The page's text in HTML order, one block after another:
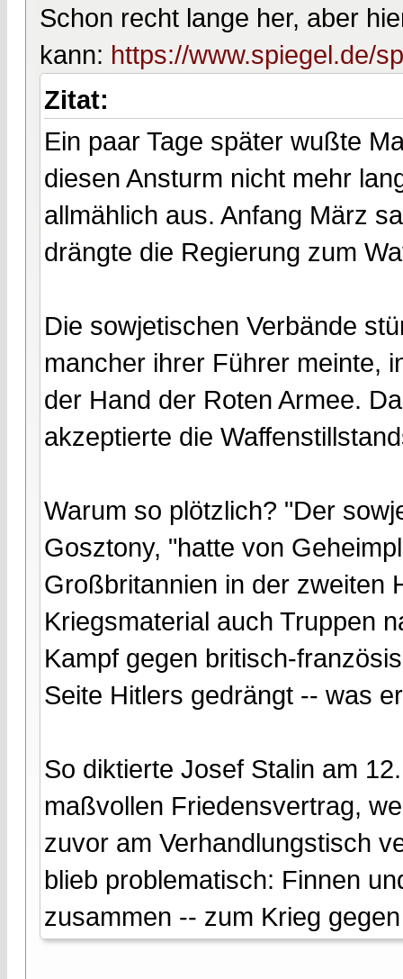
Schon recht lange her, aber
kann: https://www.spiegel.de/
Zitat:
Ein paar Tage später wußte
diesen Ansturm nicht mehr
allmählich aus. Anfang März
drängte die Regierung zum
Die sowjetischen Verbände
mancher ihrer Führer meinte,
der Hand der Roten Armee.
akzeptierte die
Warum so plötzlich? "Der
Gosztony, "hatte von
Großbritannien in der zweiten
Kriegsmaterial auch Truppen
Kampf gegen britisch-
Seite Hitlers gedrängt -- was
So diktierte Josef Stalin am
maßvollen Friedensvertrag,
zuvor am Verhandlungstisch
blieb problematisch: Finnen
zusammen -- zum Krieg